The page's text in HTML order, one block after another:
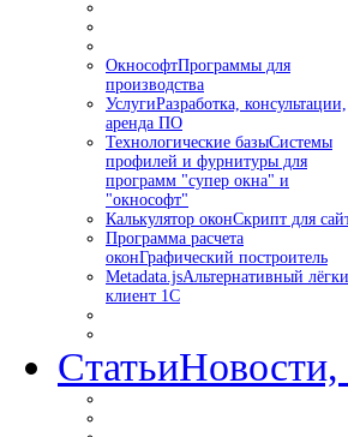
ОкнософтПрограммы для
производства
УслугиРазработка, консультации,
аренда ПО
Технологические базыСистемы
профилей и фурнитуры для
программ "супер окна" и
"окнософт"
Калькулятор оконСкрипт для
Программа расчета
оконГрафический построитель
Metadata.jsАльтернативный
клиент 1С
СтатьиНовости,